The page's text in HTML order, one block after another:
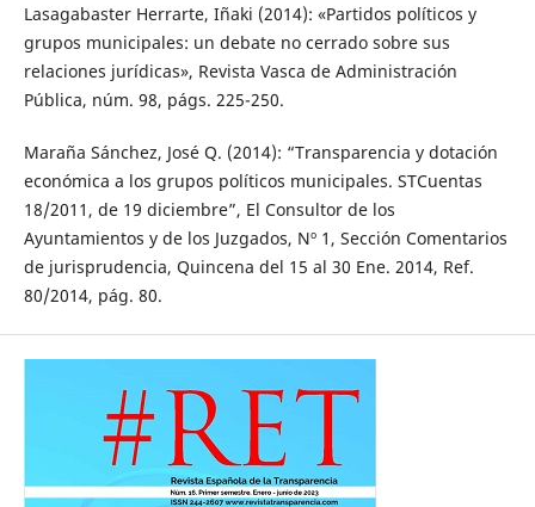
Lasagabaster Herrarte, Iñaki (2014): «Partidos políticos y
grupos municipales: un debate no cerrado sobre sus
relaciones jurídicas», Revista Vasca de Administración
Pública, núm. 98, págs. 225-250.
Maraña Sánchez, José Q. (2014): “Transparencia y dotación
económica a los grupos políticos municipales. STCuentas
18/2011, de 19 diciembre”, El Consultor de los
Ayuntamientos y de los Juzgados, Nº 1, Sección Comentarios
de jurisprudencia, Quincena del 15 al 30 Ene. 2014, Ref.
80/2014, pág. 80.